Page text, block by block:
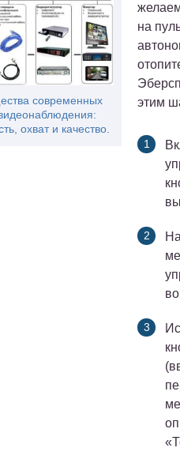
современных
охват и качество.
на
этим